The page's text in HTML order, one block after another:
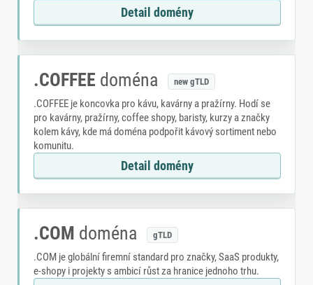
Detail domény
.COFFEE doména new gTLD
.COFFEE je koncovka pro kávu, kavárny a pražírny. Hodí se
pro kavárny, pražírny, coffee shopy, baristy, kurzy a značky
kolem kávy, kde má doména podpořit kávový sortiment nebo
komunitu.
Detail domény
.COM doména gTLD
.COM je globální firemní standard pro značky, SaaS produkty,
e-shopy i projekty s ambicí růst za hranice jednoho trhu.